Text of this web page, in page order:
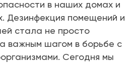
в наших домах и
Дезинфекция помещений и
стала не просто
важным шагом в борьбе с
Сегодня мы